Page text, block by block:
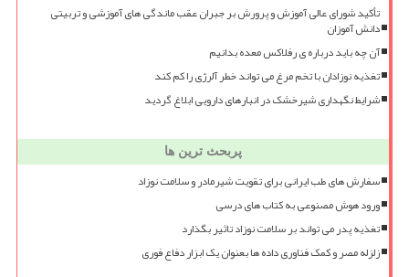
تأکید شورای عالی آموزش و پرورش بر جبران عقب ماندگی های آموزشی و تربیتی
دانش آموزان
آن چه باید درباره ی رفلاکس معده بدانیم
تغذیه نوزادان با تخم مرغ می تواند خطر آلرژی را کم کند
شرایط نگهداری شیرخشک در انبارهای دارویی ابلاغ گردید
پربحث ترین ها
سفارش های طب ایرانی برای تقویت شیرمادر و سلامت نوزاد
ورود هوش مصنوعی به کتاب های درسی
تغذیه پدر می تواند بر سلامت نوزاد تاثیر بگذارد
زلزله مصر و کمک فناوری داده ها بعنوان یک ابزار دفاع فوری